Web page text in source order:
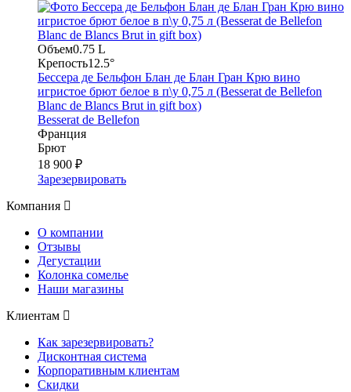
Объем0.75 L
Крепость12.5°
Бессера де Бельфон Блан де Блан Гран Крю вино
игристое брют белое в п\у 0,75 л (Besserat de Bellefon
Blanc de Blancs Brut in gift box)
Besserat de Bellefon
Франция
Брют
18 900 ₽
Зарезервировать
Компания
О компании
Отзывы
Дегустации
Колонка сомелье
Наши магазины
Клиентам
Как зарезервировать?
Дисконтная система
Корпоративным клиентам
Скидки